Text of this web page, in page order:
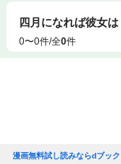
四月になれば彼女は
0〜0件/全0件
漫画無料試し読みならdブック